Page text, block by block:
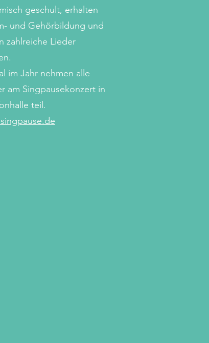
geschult, erhalten
und Gehörbildung und
zahlreiche Lieder
im Jahr nehmen alle
am Singpausekonzert in
teil.